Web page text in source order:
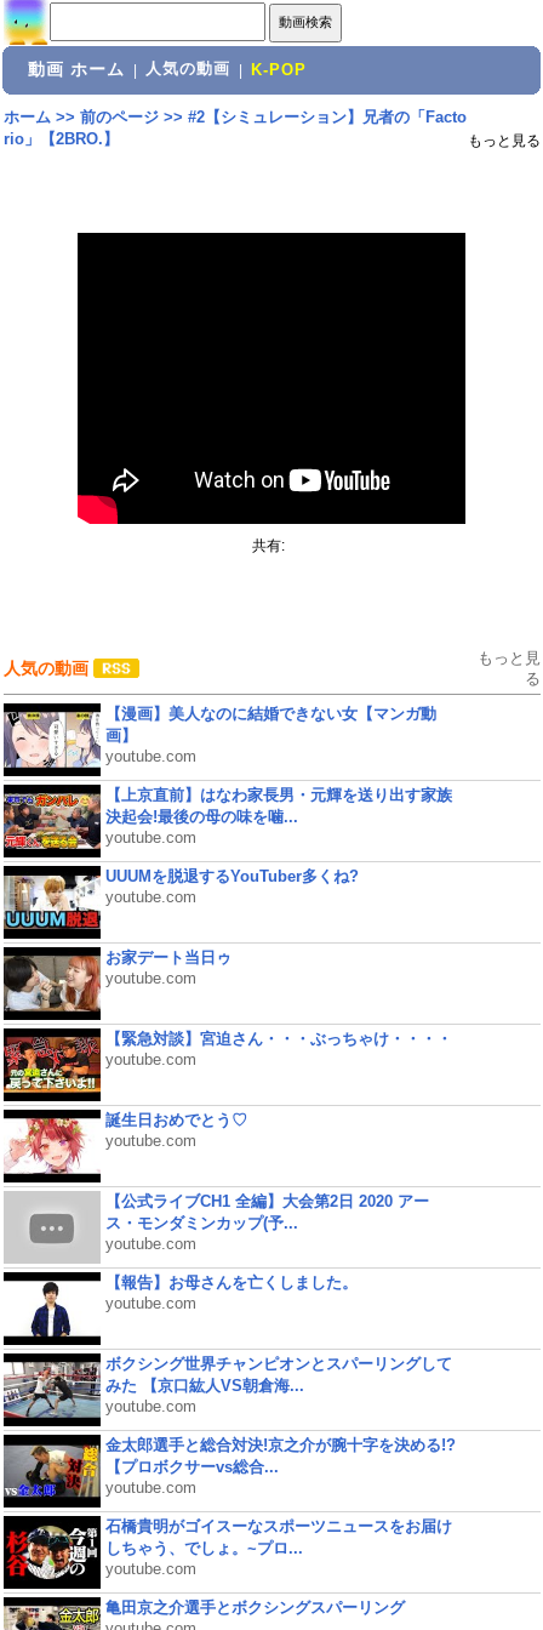
動画 ホーム 人気の動画 K-POP
ホーム>> 前のページ>> #2【シミュレーション】兄者の「Facto
rio」【2BRO.】
もっと見る
共有:
人気の動画
もっと見
る
【漫画】美人なのに結婚できない女【マンガ動
画】
youtube.com
【上京直前】はなわ家長男・元輝を送り出す家族
決起会!最後の母の味を噛...
youtube.com
UUUMを脱退するYouTuber多くね?
youtube.com
お家デート当日ゥ
youtube.com
【緊急対談】宮迫さん・・・ぶっちゃけ・・・・
youtube.com
誕生日おめでとう♡
youtube.com
【公式ライブCH1 全編】大会第2日 2020 アー
ス・モンダミンカップ(予...
youtube.com
【報告】お母さんを亡くしました。
youtube.com
ボクシング世界チャンピオンとスパーリングして
みた 【京口紘人VS朝倉海...
youtube.com
金太郎選手と総合対決!京之介が腕十字を決める!?
【プロボクサーvs総合...
youtube.com
石橋貴明がゴイスーなスポーツニュースをお届け
しちゃう、でしょ。~プロ...
youtube.com
亀田京之介選手とボクシングスパーリング